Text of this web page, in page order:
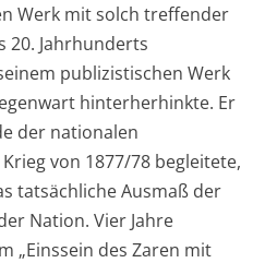
Werk mit solch treffender
20. Jahrhunderts
publizistischen Werk
hinterherhinkte. Er
der nationalen
von 1877/78 begleitete,
tatsächliche Ausmaß der
Nation. Vier Jahre
„Einssein des Zaren mit